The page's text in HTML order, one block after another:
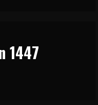
1447